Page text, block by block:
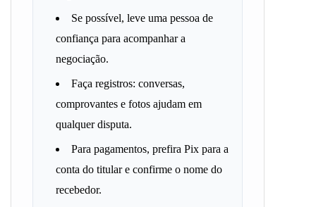
Se possível, leve uma pessoa de
confiança para acompanhar a
negociação.
Faça registros: conversas,
comprovantes e fotos ajudam em
qualquer disputa.
Para pagamentos, prefira Pix para a
conta do titular e confirme o nome do
recebedor.